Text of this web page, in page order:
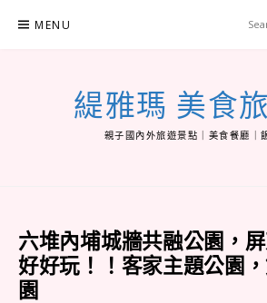
MENU
緹雅瑪 美食
親子國內外旅遊景點｜美食餐廳｜
六堆內埔城牆共融公園，
好好玩！！客家主題公園
園